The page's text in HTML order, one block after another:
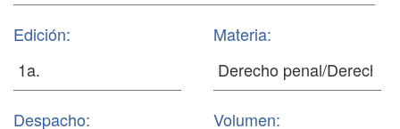
Edición: Materia:
Despacho: Volumen: